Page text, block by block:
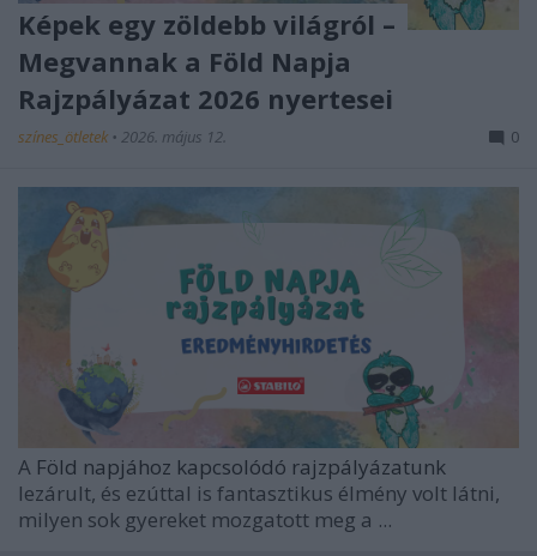
Képek egy zöldebb világról –
Megvannak a Föld Napja
Rajzpályázat 2026 nyertesei
színes_ötletek • 2026. május 12. 0
A Föld napjához kapcsolódó rajzpályázatunk
lezárult, és ezúttal is fantasztikus élmény volt látni,
milyen sok gyereket mozgatott meg a ...